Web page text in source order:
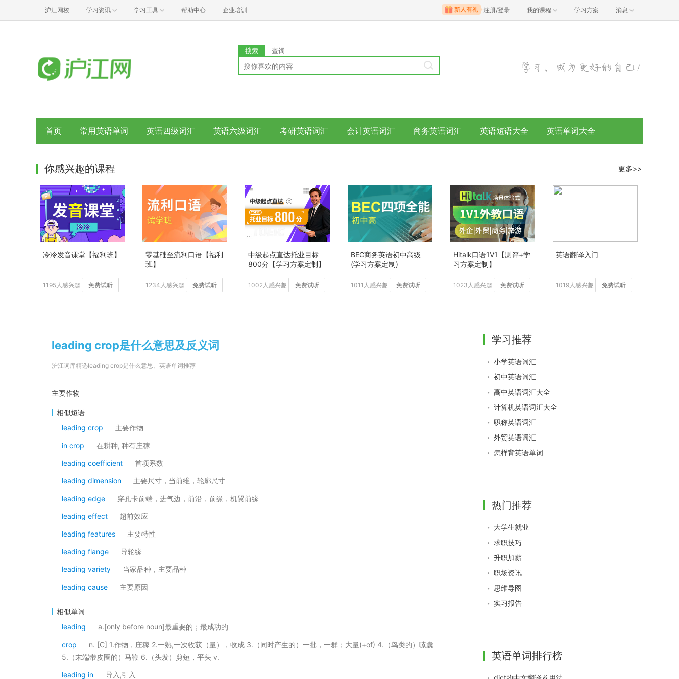
沪江网校 学习资讯 学习工具 帮助中心 企业培训 注册/登录 我的课程 学习方案 消息
搜索 查词
首页 常用英语单词 英语四级词汇 英语六级词汇 考研英语词汇 会计英语词汇 商务英语词汇 英语短语大全 英语单词大全
你感兴趣的课程 更多>>
冷冷发音课堂【福利班】
1195人感兴趣 免费试听
零基础至流利口语【福利
班】
1234人感兴趣 免费试听
中级起点直达托业目标
800分【学习方案定制】
1002人感兴趣 免费试听
BEC商务英语初中高级
(学习方案定制)
1011人感兴趣 免费试听
Hitalk口语1V1【测评+学
习方案定制】
1023人感兴趣 免费试听
英语翻译入门
1019人感兴趣 免费试听
leading crop是什么意思及反义词
沪江词库精选leading crop是什么意思、英语单词推荐
主要作物
相似短语
leading crop
主要作物
in crop 在耕种, 种有庄稼
leading coefficient 首项系数
leading dimension 主要尺寸，当前维，轮廓尺寸
leading edge 穿孔卡前端，进气边，前沿，前缘，机翼前缘
leading effect 超前效应
leading features 主要特性
leading flange 导轮缘
leading variety 当家品种，主要品种
leading cause 主要原因
相似单词
leading
a.[only before noun]最重要的；最成功的
crop
n. [C] 1.作物，庄稼 2.一熟,一次收获（量），收成 3.（同时产生的）一批，一群；大量(+of) 4.（鸟类的）嗉囊
5.（末端带皮圈的）马鞭 6.（头发）剪短，平头 v.
leading in 导入,引入
学习推荐
小学英语词汇
初中英语词汇
高中英语词汇大全
计算机英语词汇大全
职称英语词汇
外贸英语词汇
怎样背英语单词
热门推荐
大学生就业
求职技巧
升职加薪
职场资讯
思维导图
实习报告
英语单词排行榜